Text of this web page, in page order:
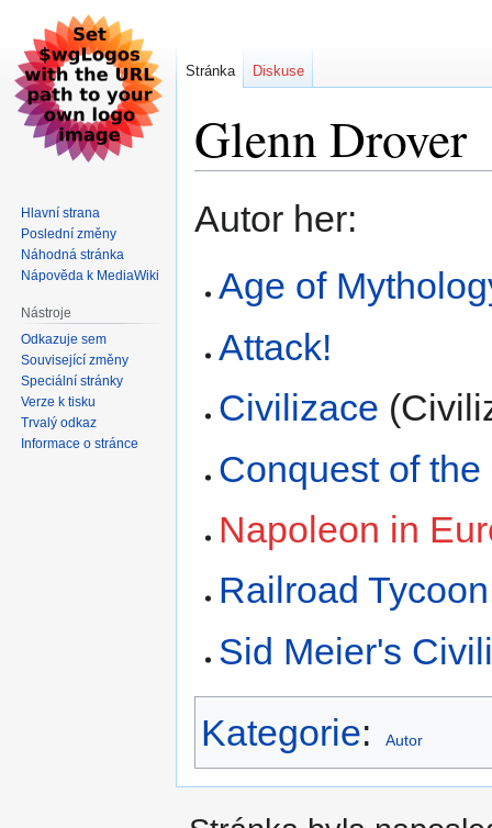
Glenn Drover
na
na
Autor her:
Age of
Attack!
Civilizace
Conquest of
Napoleon in
Railroad Tycoon
Sid Meier's
Kategorie: Autor
Stránka Diskuse
Hlavní strana
Poslední změny
Náhodná stránka
Nápověda k MediaWiki
Nástroje
Odkazuje sem
Související změny
Speciální stránky
Verze k tisku
Trvalý odkaz
Informace o stránce